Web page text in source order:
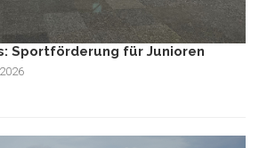
Sportförderung für Junioren